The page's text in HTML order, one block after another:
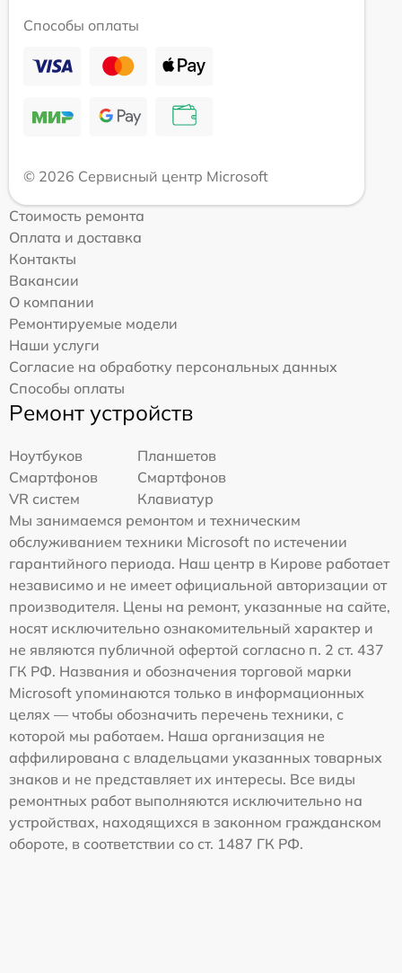
Способы оплаты
© 2026 Сервисный центр Microsoft
Стоимость ремонта
Оплата и доставка
Контакты
Вакансии
О компании
Ремонтируемые модели
Наши услуги
Согласие на обработку персональных данных
Способы оплаты
Ремонт устройств
Ноутбуков
Планшетов
Смартфонов
Смартфонов
VR систем
Клавиатур
Мы занимаемся ремонтом и техническим
обслуживанием техники Microsoft по истечении
гарантийного периода. Наш центр в Кирове работает
независимо и не имеет официальной авторизации от
производителя. Цены на ремонт, указанные на сайте,
носят исключительно ознакомительный характер и
не являются публичной офертой согласно п. 2 ст. 437
ГК РФ. Названия и обозначения торговой марки
Microsoft упоминаются только в информационных
целях — чтобы обозначить перечень техники, с
которой мы работаем. Наша организация не
аффилирована с владельцами указанных товарных
знаков и не представляет их интересы. Все виды
ремонтных работ выполняются исключительно на
устройствах, находящихся в законном гражданском
обороте, в соответствии со ст. 1487 ГК РФ.